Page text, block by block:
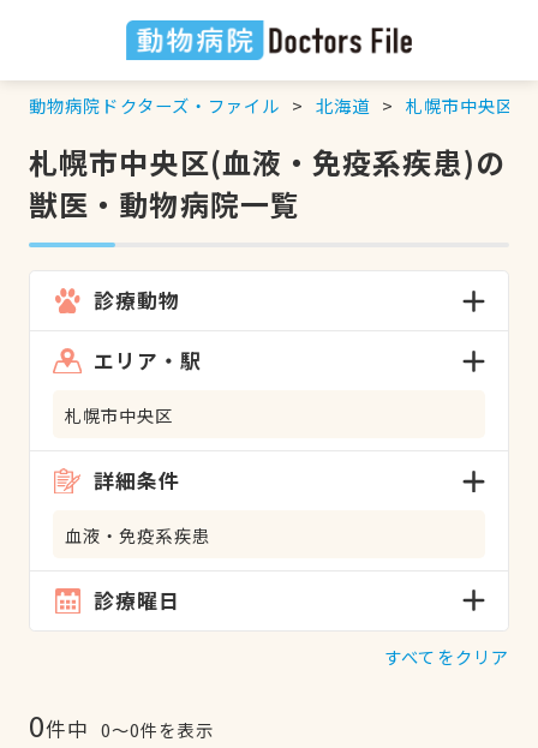
動物病院ドクターズ・ファイル 北海道 札幌市中央区
札幌市中央区(血液・免疫系疾患)の
獣医・動物病院一覧
診療動物
エリア・駅
札幌市中央区
詳細条件
血液・免疫系疾患
診療曜日
すべてをクリア
0件中 0〜0件を表示